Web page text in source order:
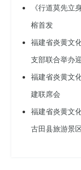
《行道莫先
榕首发
福建省炎黄文
支部联合举办
福建省炎黄文
建联席会
福建省炎黄文
古田县旅游景